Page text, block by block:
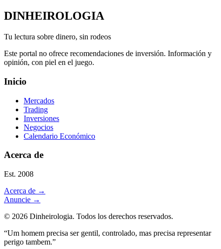
DINHEIROLOGIA
Tu lectura sobre dinero, sin rodeos
Este portal no ofrece recomendaciones de inversión. Información y
opinión, con piel en el juego.
Inicio
Mercados
Trading
Inversiones
Negocios
Calendario Económico
Acerca de
Est. 2008
Acerca de →
Anuncie →
© 2026 Dinheirologia. Todos los derechos reservados.
“Um homem precisa ser gentil, controlado, mas precisa representar
perigo tambem.”